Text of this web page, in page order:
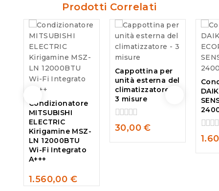
Prodotti Correlati
Condizionatore
MITSUBISHI
ELECTRIC
Kirigamine MSZ-
LN 12000BTU
Wi-Fi Integrato
A+++
0
1.560,00 €
Cappottina per
unità esterna del
climatizzatore –
3 misure
0
out
of
30,00€
0
out
of